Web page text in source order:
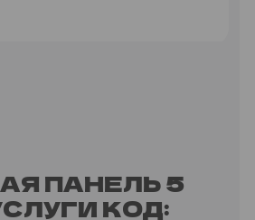
ПАНЕЛЬ 5
КОД: